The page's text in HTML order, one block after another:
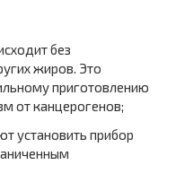
без
жиров. Это
приготовлению
от канцерогенов;
установить прибор